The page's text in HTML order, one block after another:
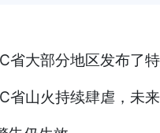
大部分地区发布了特
省山火持续肆虐，未